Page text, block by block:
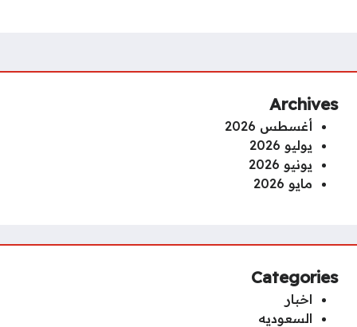
Archives
أغسطس 2026
يوليو 2026
يونيو 2026
مايو 2026
Categories
اخبار
السعوديه